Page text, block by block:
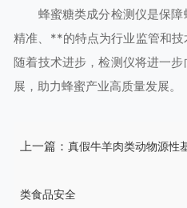
蜂蜜糖类成分检测仪是保障
精准、**的特点为行业监管和技
随着技术进步，检测仪将进一
展，助力蜂蜜产业高质量发展。
上一篇： 真假牛羊肉类动物源性
类食品安全